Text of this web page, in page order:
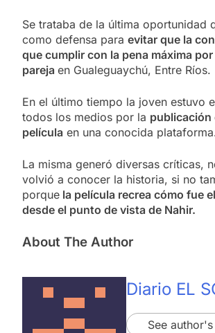
Se trataba de la última oportunidad
como defensa para evitar que la
que cumplir con la pena máxima
pareja en Gualeguaychú, Entre Ríos.
En el último tiempo la joven estuvo
todos los medios por la publicación
película en una conocida
La misma generó diversas críticas,
volvió a conocer la historia, si no
porque la película recrea cómo fue
desde el punto de vista de Nahir.
About The Author
Diario EL
See